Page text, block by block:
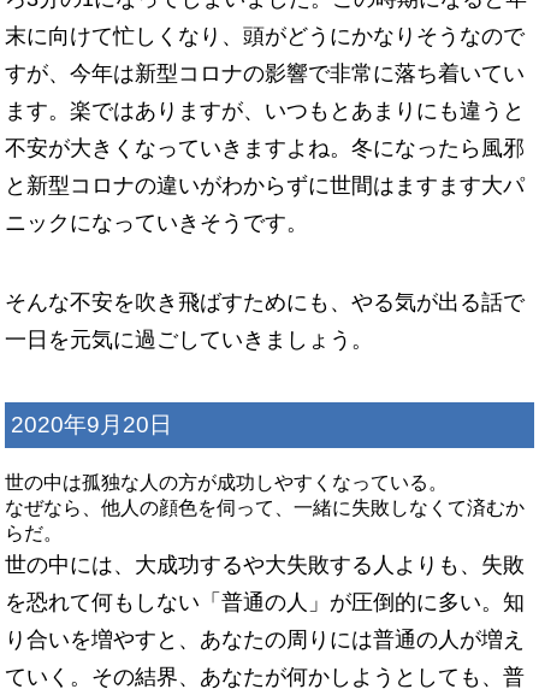
末に向けて忙しくなり、頭がどうにかなりそうなので
すが、今年は新型コロナの影響で非常に落ち着いてい
ます。楽ではありますが、いつもとあまりにも違うと
不安が大きくなっていきますよね。冬になったら風邪
と新型コロナの違いがわからずに世間はますます大パ
ニックになっていきそうです。
そんな不安を吹き飛ばすためにも、やる気が出る話で
一日を元気に過ごしていきましょう。
2020年9月20日
世の中は孤独な人の方が成功しやすくなっている。
なぜなら、他人の顔色を伺って、一緒に失敗しなくて済むか
らだ。
世の中には、大成功するや大失敗する人よりも、失敗
を恐れて何もしない「普通の人」が圧倒的に多い。知
り合いを増やすと、あなたの周りには普通の人が増え
ていく。その結界、あなたが何かしようとしても、普